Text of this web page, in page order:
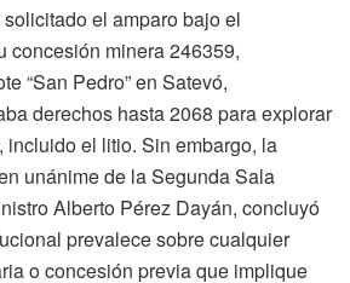
el amparo bajo el
concesión minera 246359,
“San Pedro” en Satevó,
derechos hasta 2068 para explorar
incluido el litio. Sin embargo, la
unánime de la Segunda Sala
Alberto Pérez Dayán, concluyó
prevalece sobre cualquier
o concesión previa que implique